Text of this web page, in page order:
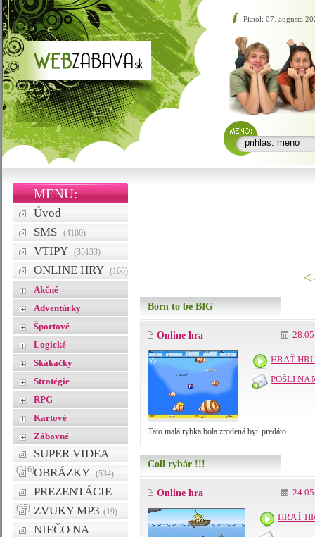
Piatok 07. augusta
MENU:
Úvod
SMS
(4100)
VTIPY (35133)
ONLINE HRY (166)
Akčné
Adventúrky
Športové
Logické
Skákačky
Stratégie
RPG
Kartové
Zábavné
SUPER VIDEA
(316)OBRÁZKY (534)
PREZENTÁCIE
(65) ZVUKY MP3 (19)
NIEČO NA
Born to be BIG
Online hra
HRAŤ
POŠLI NA
Táto malá rybka bola zrodená byť predáto..
Coll rybár !!!
Online hra
HRAŤ